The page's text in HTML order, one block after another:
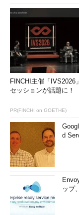
FINCHI主催「IVS2026
セッションが話題に！
PR(FINCHI on GOETHE)
d
ップ